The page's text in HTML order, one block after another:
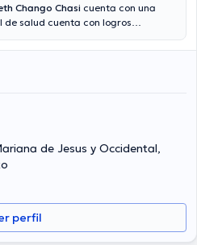
Chango Chasi cuenta con una
de salud cuenta con logros
amplios conocimientos en su
especialización. Al igual, ella se ha
asociaciones médicas.
formado parte en incontables
formación continua en su
de Jesus y Occidental,
perfil